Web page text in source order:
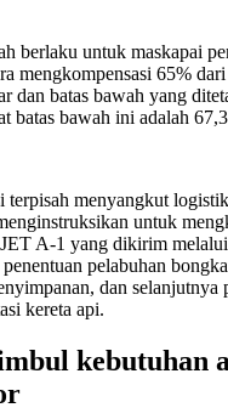
berlaku untuk maskapai
mengkompensasi 65%
dan batas bawah yang
batas bawah ini adalah
terpisah menyangkut
untuk
A-1 yang dikirim
pelabuhan
dan selanjutnya
kereta api.
kebutuhan